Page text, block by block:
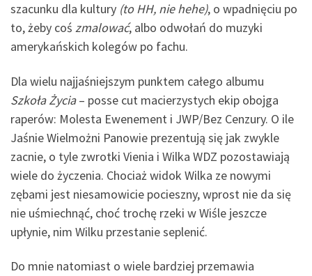
szacunku dla kultury (to HH, nie hehe), o wpadnięciu po
to, żeby coś zmalować, albo odwołań do muzyki
amerykańskich kolegów po fachu.
Dla wielu najjaśniejszym punktem całego albumu
Szkoła Życia– posse cut macierzystych ekip obojga
raperów: Molesta Ewenement i JWP/Bez Cenzury. O ile
Jaśnie Wielmożni Panowie prezentują się jak zwykle
zacnie, o tyle zwrotki Vienia i Wilka WDZ pozostawiają
wiele do życzenia. Chociaż widok Wilka ze nowymi
zębami jest niesamowicie pocieszny, wprost nie da się
nie uśmiechnąć, choć trochę rzeki w Wiśle jeszcze
upłynie, nim Wilku przestanie seplenić.
Do mnie natomiast o wiele bardziej przemawia